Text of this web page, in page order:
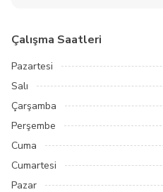
Çalışma Saatleri
Pazartesi
Salı
Çarşamba
Perşembe
Cuma
Cumartesi
Pazar